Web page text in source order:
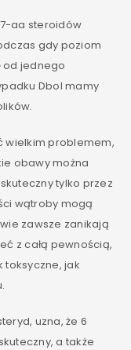
aa steroidów
gdy poziom
od jednego
Dbol mamy
wielkim problemem,
obawy można
tylko przez
wątroby mogą
zawsze zanikają
z całą pewnością,
toksyczne, jak
uzna, że 6
a także